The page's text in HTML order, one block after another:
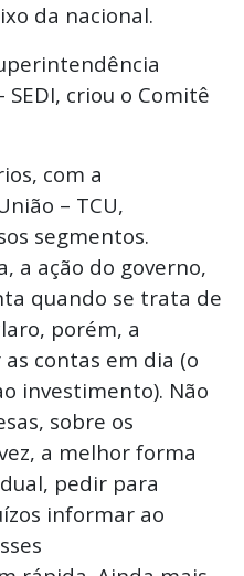
da nacional.
criou o Comitê
com a
– TCU,
segmentos.
a ação do governo,
quando se trata de
porém, a
contas em dia (o
investimento). Não
sobre os
a melhor forma
pedir para
informar ao